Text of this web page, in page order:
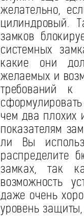
желательно,
цилиндровый.
замков
системных
какие они
желаемых и
требований к
чем два
показателям
ли Вы
распределите
замках, так
возможность
даже очень
уровень